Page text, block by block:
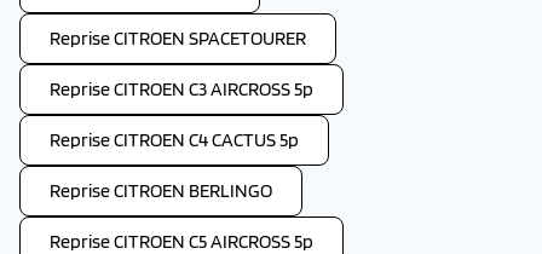
Reprise CITROEN SPACETOURER
Reprise CITROEN C3 AIRCROSS 5p
Reprise CITROEN C4 CACTUS 5p
Reprise CITROEN BERLINGO
Reprise CITROEN C5 AIRCROSS 5p